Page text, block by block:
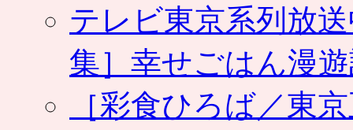
テレビ東京系列放
集］幸せごはん漫
［彩食ひろば／東